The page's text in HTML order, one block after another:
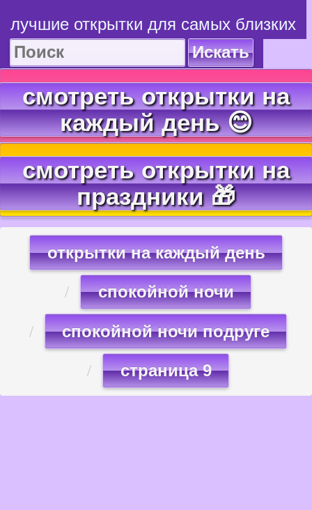
лучшие открытки для самых близких
Искать
смотреть открытки на
каждый день 😊
смотреть открытки на
праздники 🎁
открытки на каждый день
спокойной ночи
спокойной ночи подруге
страница 9